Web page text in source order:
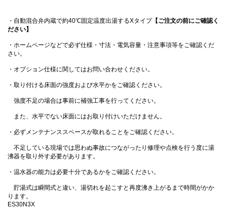
・自動混合弁内蔵で約40℃固定温度出湯するXタイプ【ご注文の前にご確認く
ださい】
・ホームページなどで必ず仕様・寸法・電気容量・注意事項等をご確認くだ
さい。
・オプション仕様に関してはお問い合わせください。
・取り付ける床面の強度および水平かをご確認ください。
強度不足の場合は事前に補強工事を行ってください。
また、水平でない床面にはお取り付けいただけません。
・必ずメンテナンススペースが取れることをご確認ください。
不足している現場では思わぬ事故につながったり修理や点検を行う度に湯
沸器を取り外す必要があります。
・温水器の能力は必要十分であるかをご確認ください。
貯湯式は瞬間式と違い、湯切れを起こすと再度沸き上がるまで時間がかか
ります。
ES30N3X